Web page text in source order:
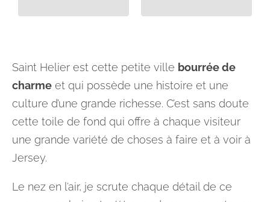
Saint Helier est cette petite ville bourrée de
charme et qui possède une histoire et une
culture d’une grande richesse. C’est sans doute
cette toile de fond qui offre à chaque visiteur
une grande variété de choses à faire et à voir à
Jersey.
Le nez en l’air, je scrute chaque détail de ce